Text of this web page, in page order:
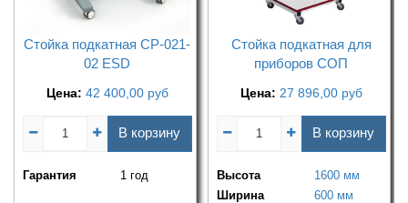
Стойка подкатная СР-021-
02 ESD
Цена: 42 400,00 руб
В корзину
Гарантия 1 год
Стойка подкатная для
приборов СОП
Цена: 27 896,00 руб
В корзину
Высота
1600 мм
Ширина
600 мм